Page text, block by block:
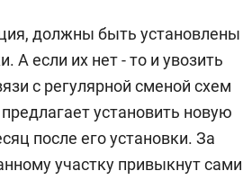
должны быть установлены
если их нет - то и увозить
с регулярной сменой схем
установить новую
после его установки. За
участку привыкнут сами